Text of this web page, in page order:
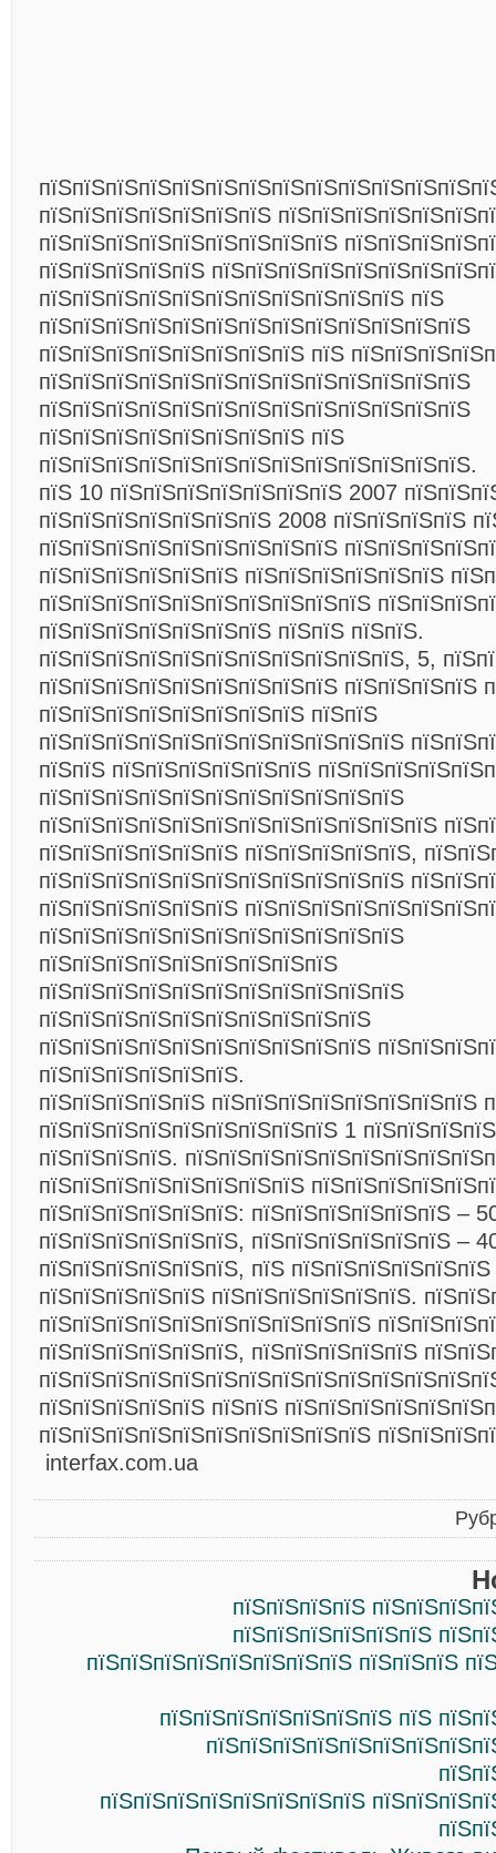
пїЅпїЅпїЅпїЅпїЅпїЅпїЅ
пїЅпїЅпїЅпїЅпїЅпїЅпїЅпїЅпїЅ
пїЅпїЅпїЅпїЅпїЅ
пїЅпїЅпїЅпїЅпїЅпїЅпїЅпїЅпїЅпїЅпїЅ пїЅ
пїЅпїЅпїЅпїЅпїЅпїЅпїЅпїЅпїЅпїЅпїЅпїЅпїЅ
пїЅпїЅпїЅпїЅпїЅпїЅпїЅпїЅ пїЅ
пїЅпїЅпїЅпїЅпїЅпїЅпїЅпїЅпїЅпїЅпїЅпїЅпїЅ
пїЅпїЅпїЅпїЅпїЅпїЅпїЅпїЅпїЅпїЅпїЅпїЅпїЅ
пїЅпїЅпїЅпїЅпїЅпїЅпїЅпїЅ пїЅ
пїЅпїЅпїЅпїЅпїЅпїЅпїЅпїЅпїЅпїЅпїЅпїЅпїЅ.
пїЅ 10 пїЅпїЅпїЅпїЅпїЅпїЅпїЅ 2007
пїЅпїЅпїЅпїЅпїЅпїЅпїЅ 2008 пїЅпїЅпїЅпїЅ
пїЅпїЅпїЅпїЅпїЅпїЅпїЅпїЅпїЅ
пїЅпїЅпїЅпїЅпїЅпїЅ пїЅпїЅпїЅпїЅпїЅпїЅ
пїЅпїЅпїЅпїЅпїЅпїЅпїЅпїЅпїЅпїЅ
пїЅпїЅпїЅпїЅпїЅпїЅпїЅ пїЅпїЅ пїЅпїЅ.
пїЅпїЅпїЅпїЅпїЅпїЅпїЅпїЅпїЅпїЅпїЅ, 5,
пїЅпїЅпїЅпїЅпїЅпїЅпїЅпїЅпїЅ пїЅпїЅпїЅпїЅ
пїЅпїЅпїЅпїЅпїЅпїЅпїЅпїЅ пїЅпїЅ
пїЅпїЅпїЅпїЅпїЅпїЅпїЅпїЅпїЅпїЅпїЅ
пїЅпїЅ пїЅпїЅпїЅпїЅпїЅпїЅ
пїЅпїЅпїЅпїЅпїЅпїЅпїЅпїЅпїЅпїЅпїЅ
пїЅпїЅпїЅпїЅпїЅпїЅпїЅпїЅпїЅпїЅпїЅпїЅ
пїЅпїЅпїЅпїЅпїЅпїЅ пїЅпїЅпїЅпїЅпїЅ,
пїЅпїЅпїЅпїЅпїЅпїЅпїЅпїЅпїЅпїЅпїЅ
пїЅпїЅпїЅпїЅпїЅпїЅ
пїЅпїЅпїЅпїЅпїЅпїЅпїЅпїЅпїЅпїЅпїЅ
пїЅпїЅпїЅпїЅпїЅпїЅпїЅпїЅпїЅ
пїЅпїЅпїЅпїЅпїЅпїЅпїЅпїЅпїЅпїЅпїЅ
пїЅпїЅпїЅпїЅпїЅпїЅпїЅпїЅпїЅпїЅ
пїЅпїЅпїЅпїЅпїЅпїЅпїЅпїЅпїЅпїЅ
пїЅпїЅпїЅпїЅпїЅпїЅ.
пїЅпїЅпїЅпїЅпїЅ пїЅпїЅпїЅпїЅпїЅпїЅпїЅпїЅ
пїЅпїЅпїЅпїЅпїЅпїЅпїЅпїЅпїЅ 1
пїЅпїЅпїЅпїЅ.
пїЅпїЅпїЅпїЅпїЅпїЅпїЅпїЅ
пїЅпїЅпїЅпїЅпїЅпїЅ: пїЅпїЅпїЅпїЅпїЅпїЅ –
пїЅпїЅпїЅпїЅпїЅпїЅ, пїЅпїЅпїЅпїЅпїЅпїЅ –
пїЅпїЅпїЅпїЅпїЅпїЅ, пїЅ
пїЅпїЅпїЅпїЅпїЅ пїЅпїЅпїЅпїЅпїЅпїЅ.
пїЅпїЅпїЅпїЅпїЅпїЅпїЅпїЅпїЅпїЅ
пїЅпїЅпїЅпїЅпїЅпїЅ, пїЅпїЅпїЅпїЅпїЅ
пїЅпїЅпїЅпїЅпїЅ пїЅпїЅ
пїЅпїЅпїЅпїЅпїЅпїЅпїЅпїЅпїЅпїЅ
interfax.com.ua
пїЅпїЅпїЅпїЅ
пїЅпїЅпїЅпїЅпїЅпїЅ
пїЅпїЅпїЅпїЅпїЅпїЅпїЅпїЅ пїЅпїЅпїЅ
пїЅпїЅпїЅпїЅпїЅпїЅпїЅ пїЅ
пїЅпїЅпїЅпїЅпїЅпїЅпїЅпїЅ